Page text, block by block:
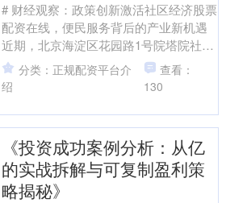
# 财经观察：政策创新激活社区经济股票
配资在线，便民服务背后的产业新机遇
近期，北京海淀区花园路1号院塔院社区
的老年食堂正式开业，成为市场关注的
焦点。这家由科研....
分类：正规配资平台介
绍
查看：
130
《投资成功案例分析：从亿
的实战拆解与可复制盈利策
略揭秘》